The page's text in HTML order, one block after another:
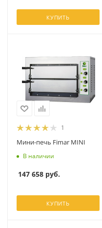
КУПИТЬ
1
Мини-печь Fimar MINI
В наличии
147 658 руб.
КУПИТЬ